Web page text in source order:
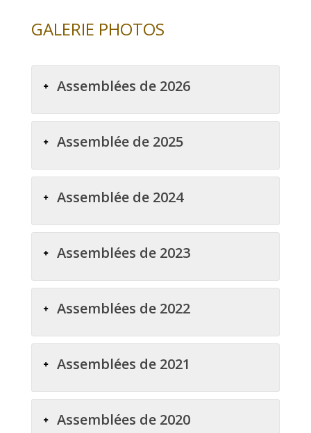
GALERIE PHOTOS
Assemblées de 2026
Assemblée de 2025
Assemblée de 2024
Assemblées de 2023
Assemblées de 2022
Assemblées de 2021
Assemblées de 2020